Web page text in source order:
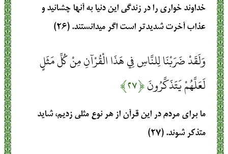
خداوند خواري را در زندگي اين دنيا به آنها چشانيد و
عذاب آخرت شديدتر است اگر مي‏دانستند. (۲۶)
وَلَقَدْ ضَرَبْنَا لِلنَّاسِ فِي هَذَا الْقُرْآنِ مِنْ كُلِّ مَثَلٍ
لَعَلَّهُمْ يَتَذَكَّرُونَ﴿۲۷﴾
ما براي مردم در اين قرآن از هر نوع مثلي زديم، شايد
متذكر شوند. (۲۷)